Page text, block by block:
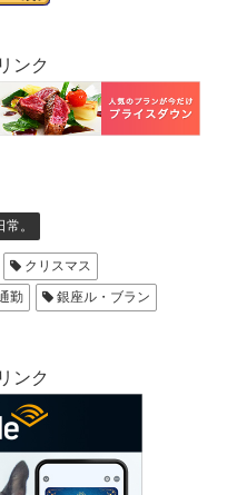
ンク
。
クリスマス
勤
銀座ル・ブラン
ンク